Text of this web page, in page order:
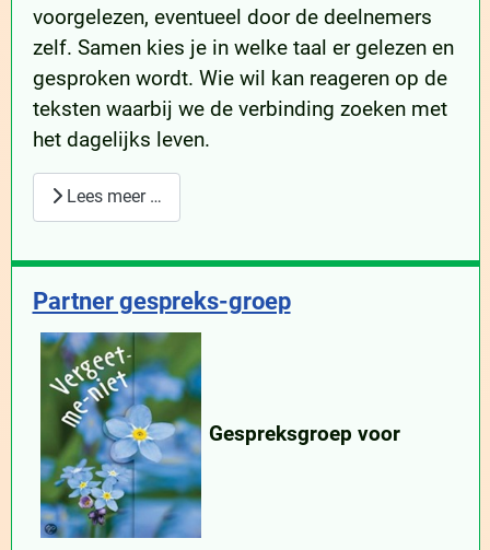
voorgelezen, eventueel door de deelnemers
zelf. Samen kies je in welke taal er gelezen en
gesproken wordt. Wie wil kan reageren op de
teksten waarbij we de verbinding zoeken met
het dagelijks leven.
Lees meer …
Partner gespreks-groep
Gespreksgroep voor